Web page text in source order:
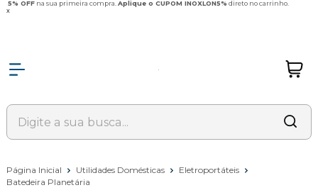
5% OFFna sua primeira compra. Aplique o CUPOM INOXLON5% direto no carrinho.
x
Página Inicial Utilidades Domésticas
Eletroportáteis
Batedeira Planetária